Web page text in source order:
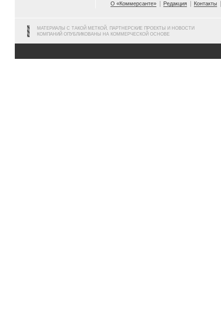
О «Коммерсанте»
Редакция Контакты
МАТЕРИАЛЫ С ТАКОЙ МЕТКОЙ, ПАРТНЕРСКИЕ ПРОЕКТЫ И НОВОСТИ
КОМПАНИЙ ОПУБЛИКОВАНЫ НА КОММЕРЧЕСКОЙ ОСНОВЕ